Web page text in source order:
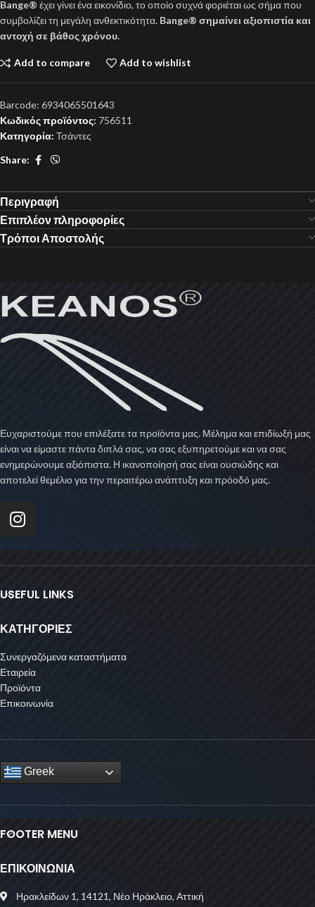
Bange® έχει γίνει ένα εικονίδιο, το οποίο συχνά φοριέται ως σήμα που
συμβολίζει τη μεγάλη ανθεκτικότητα. Bange® σημαίνει αξιοπιστία και
αντοχή σε βάθος χρόνου.
Add to compare Add to wishlist
Barcode: 6934065501643
Κωδικός προϊόντος: 756511
Κατηγορία: Τσάντες
Share:
Περιγραφή
Επιπλέον πληροφορίες
Τρόποι Αποστολής
Ευχαριστούμε που επιλέξατε τα προϊόντα μας. Μέλημα και επιδίωξή μας
είναι να είμαστε πάντα διπλά σας, να σας εξυπηρετούμε και να σας
ενημερώνουμε αξιόπιστα. Η ικανοποίησή σας είναι ουσιώδης και
αποτελεί θεμέλιο για την περαιτέρω ανάπτυξη και πρόοδό μας.
USEFUL LINKS
ΚΑΤΗΓΟΡΙΕΣ
Συνεργαζόμενα καταστήματα
Εταιρεία
Προϊόντα
Επικοινωνία
Greek
FOOTER MENU
ΕΠΙΚΟΙΝΩΝΙΑ
Ηρακλείδων 1, 14121, Νέο Ηράκλειο, Αττική